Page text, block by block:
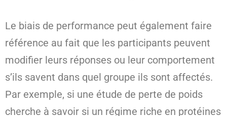
Le biais de performance peut également faire
référence au fait que les participants peuvent
modifier leurs réponses ou leur comportement
s’ils savent dans quel groupe ils sont affectés.
Par exemple, si une étude de perte de poids
cherche à savoir si un régime riche en protéines